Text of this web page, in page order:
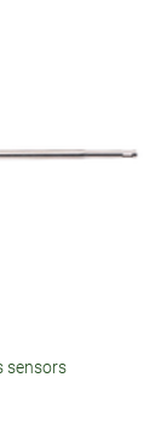
sensors